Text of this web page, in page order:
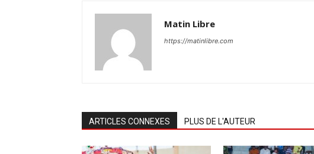
Matin Libre
https://matinlibre.com
ARTICLES CONNEXES PLUS DE L'AUTEUR